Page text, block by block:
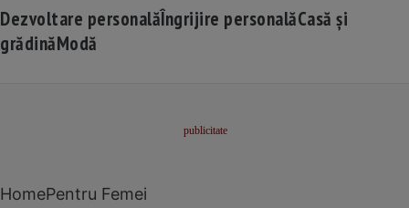
Dezvoltare personalăÎngrijire personalăCasă și
grădinăModă
HomePentru Femei